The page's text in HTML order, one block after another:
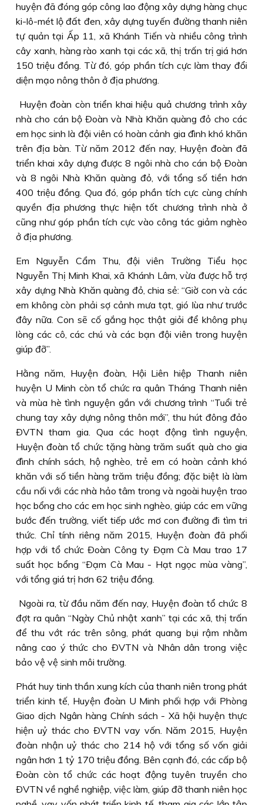
huyện đã đóng góp công lao động xây dựng hàng chục
ki-lô-mét lộ đất đen, xây dựng tuyến đường thanh niên
tự quản tại Ấp 11, xã Khánh Tiến và nhiều công trình
cây xanh, hàng rào xanh tại các xã, thị trấn trị giá hơn
150 triệu đồng. Từ đó, góp phần tích cực làm thay đổi
diện mạo nông thôn ở địa phương.
Huyện đoàn còn triển khai hiệu quả chương trình xây
nhà cho cán bộ Ðoàn và Nhà Khăn quàng đỏ cho các
em học sinh là đội viên có hoàn cảnh gia đình khó khăn
trên địa bàn. Từ năm 2012 đến nay, Huyện đoàn đã
triển khai xây dựng được 8 ngôi nhà cho cán bộ Ðoàn
và 8 ngôi Nhà Khăn quàng đỏ, với tổng số tiền hơn
400 triệu đồng. Qua đó, góp phần tích cực cùng chính
quyền địa phương thực hiện tốt chương trình nhà ở
cũng như góp phần tích cực vào công tác giảm nghèo
ở địa phương.
Em Nguyễn Cẩm Thu, đội viên Trường Tiểu học
Nguyễn Thị Minh Khai, xã Khánh Lâm, vừa được hỗ trợ
xây dựng Nhà Khăn quàng đỏ, chia sẻ: “Giờ con và các
em không còn phải sợ cảnh mưa tạt, gió lùa như trước
đây nữa. Con sẽ cố gắng học thật giỏi để không phụ
lòng các cô, các chú và các bạn đội viên trong huyện
giúp đỡ”.
Hằng năm, Huyện đoàn, Hội Liên hiệp Thanh niên
huyện U Minh còn tổ chức ra quân Tháng Thanh niên
và mùa hè tình nguyện gắn với chương trình “Tuổi trẻ
chung tay xây dựng nông thôn mới”, thu hút đông đảo
ÐVTN tham gia. Qua các hoạt động tình nguyện,
Huyện đoàn tổ chức tặng hàng trăm suất quà cho gia
đình chính sách, hộ nghèo, trẻ em có hoàn cảnh khó
khăn với số tiền hàng trăm triệu đồng; đặc biệt là làm
cầu nối với các nhà hảo tâm trong và ngoài huyện trao
học bổng cho các em học sinh nghèo, giúp các em vững
bước đến trường, viết tiếp ước mơ con đường đi tìm tri
thức. Chỉ tính riêng năm 2015, Huyện đoàn đã phối
hợp với tổ chức Ðoàn Công ty Ðạm Cà Mau trao 17
suất học bổng “Ðạm Cà Mau - Hạt ngọc mùa vàng”,
với tổng giá trị hơn 62 triệu đồng.
Ngoài ra, từ đầu năm đến nay, Huyện đoàn tổ chức 8
đợt ra quân “Ngày Chủ nhật xanh” tại các xã, thị trấn
để thu vớt rác trên sông, phát quang bụi rậm nhằm
nâng cao ý thức cho ÐVTN và Nhân dân trong việc
bảo vệ vệ sinh môi trường.
Phát huy tinh thần xung kích của thanh niên trong phát
triển kinh tế, Huyện đoàn U Minh phối hợp với Phòng
Giao dịch Ngân hàng Chính sách - Xã hội huyện thực
hiện uỷ thác cho ÐVTN vay vốn. Năm 2015, Huyện
đoàn nhận uỷ thác cho 214 hộ với tổng số vốn giải
ngân hơn 1 tỷ 170 triệu đồng. Bên cạnh đó, các cấp bộ
Ðoàn còn tổ chức các hoạt động tuyên truyền cho
ÐVTN về nghề nghiệp, việc làm, giúp đỡ thanh niên học